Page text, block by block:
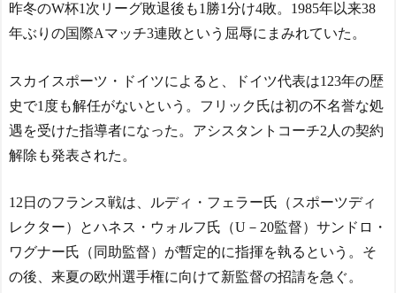
昨冬のW杯1次リーグ敗退後も1勝1分け4敗。1985年以来38
年ぶりの国際Aマッチ3連敗という屈辱にまみれていた。
スカイスポーツ・ドイツによると、ドイツ代表は123年の歴
史で1度も解任がないという。フリック氏は初の不名誉な処
遇を受けた指導者になった。アシスタントコーチ2人の契約
解除も発表された。
12日のフランス戦は、ルディ・フェラー氏（スポーツディ
レクター）とハネス・ウォルフ氏（U－20監督）サンドロ・
ワグナー氏（同助監督）が暫定的に指揮を執るという。そ
の後、来夏の欧州選手権に向けて新監督の招請を急ぐ。